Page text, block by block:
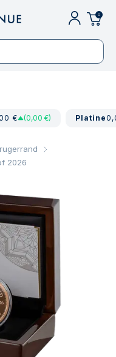
0
€ (0,00 €) Platine
2026